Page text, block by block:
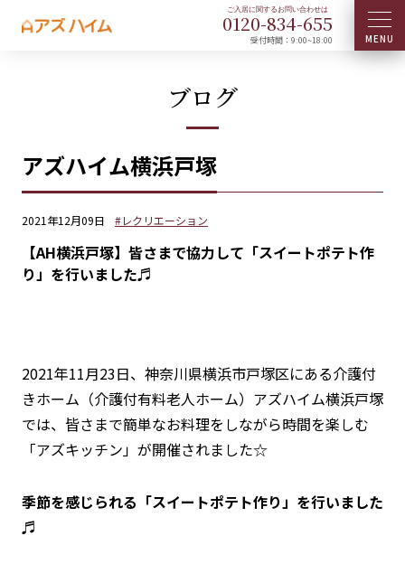
0120-834-655
受付時間：9:00~18:00
ブログ
アズハイム横浜戸塚
2021年12月09日 #レクリエーション
【AH横浜戸塚】皆さまで協力して「スイートポテト作
り」を行いました♬
2021年11月23日、神奈川県横浜市戸塚区にある介護付
きホーム（介護付有料老人ホーム）アズハイム横浜戸塚
では、皆さまで簡単なお料理をしながら時間を楽しむ
「アズキッチン」が開催されました☆
季節を感じられる「スイートポテト作り」を行いました
♬